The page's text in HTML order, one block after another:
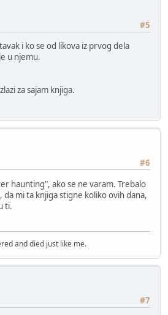
#5
i ko se od likova iz prvog dela
u njemu.
za sajam knjiga.
#6
haunting", ako se ne varam. Trebalo
da mi ta knjiga stigne koliko ovih dana,
ti.
and died just like me.
#7